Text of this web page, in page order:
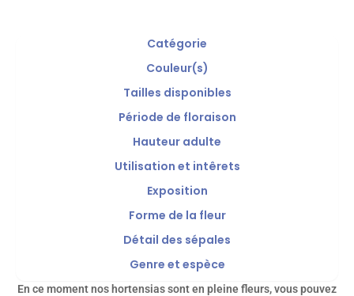
Catégorie
Couleur(s)
Tailles disponibles
Période de floraison
Hauteur adulte
Utilisation et intêrets
Exposition
Forme de la fleur
Détail des sépales
Genre et espèce
En ce moment nos hortensias sont en pleine fleurs, vous pouvez